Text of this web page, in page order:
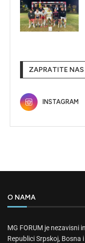
ZAPRATITE NAS
INSTAGRAM
O NAMA
MG FORUM je nezavisni
Republici Srpskoj,